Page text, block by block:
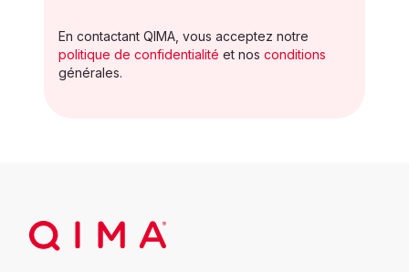
En contactant QIMA, vous acceptez notre
politique de confidentialité et nos conditions
générales.